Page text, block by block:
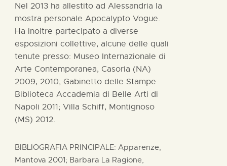
Nel 2013 ha allestito ad Alessandria la
mostra personale Apocalypto Vogue.
Ha inoltre partecipato a diverse
esposizioni collettive, alcune delle quali
tenute presso: Museo Internazionale di
Arte Contemporanea, Casoria (NA)
2009, 2010; Gabinetto delle Stampe
Biblioteca Accademia di Belle Arti di
Napoli 2011; Villa Schiff, Montignoso
(MS) 2012.
BIBLIOGRAFIA PRINCIPALE: Apparenze,
Mantova 2001; Barbara La Ragione,